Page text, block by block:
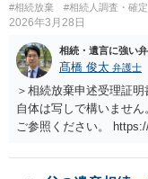
#相続放棄 #相続人調査・確定
2026年3月28日
相続・遺言に強い
髙橋 俊太 弁護士
＞相続放棄申述受理証
自体は写しで構いませ
ご参照ください。